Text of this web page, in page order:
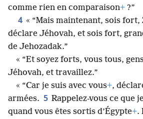
comme rien en comparaison+ ?”
4 « “Mais maintenant, sois fort,
déclare Jéhovah, et sois fort,
de Jehozadak.”
« “Et soyez forts, vous tous,
Jéhovah, et travaillez.”
« “Car je suis avec vous+,
armées. 5 Rappelez-vous ce que
quand vous êtes sortis d’Égypte+.